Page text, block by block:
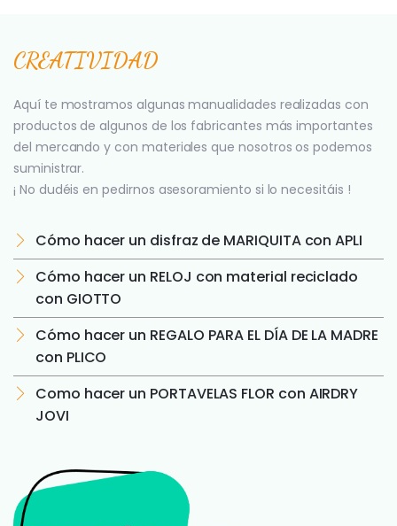
CREATIVIDAD
Aquí te mostramos algunas manualidades realizadas con
productos de algunos de los fabricantes más importantes
del mercando y con materiales que nosotros os podemos
suministrar.
¡ No dudéis en pedirnos asesoramiento si lo necesitáis !
Cómo hacer un disfraz de MARIQUITA con APLI
Cómo hacer un RELOJ con material reciclado
con GIOTTO
Cómo hacer un REGALO PARA EL DÍA DE LA MADRE
con PLICO
Como hacer un PORTAVELAS FLOR con AIRDRY
JOVI